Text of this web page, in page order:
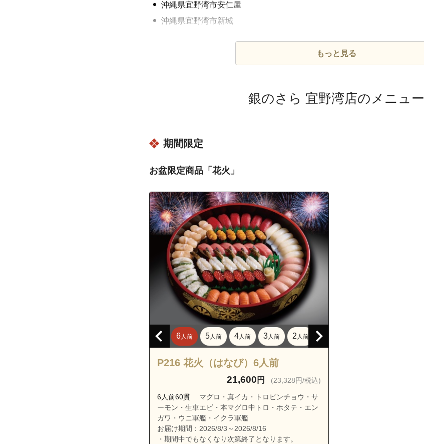
沖縄県宜野湾市安仁屋
沖縄県宜野湾市新城
沖縄県宜野湾市伊佐２丁目
沖縄県宜野湾市上原
沖縄県宜野湾市上原１丁目
沖縄県宜野湾市宇地泊
沖縄県宜野湾市大謝名
沖縄県宜野湾市大謝名１丁目
沖縄県宜野湾市大謝名２丁目
沖縄県宜野湾市大謝名３丁目
沖縄県宜野湾市大謝名４丁目
沖縄県宜野湾市大謝名５丁目
沖縄県宜野湾市大山
沖縄県宜野湾市大山１丁目
沖縄県宜野湾市大山２丁目
沖縄県宜野湾市大山３丁目
沖縄県宜野湾市大山６丁目
沖縄県宜野湾市大山７丁目
沖縄県宜野湾市嘉数１丁目
もっと見る
銀のさら 宜野湾店のメニュー
期間限定
お盆限定商品「花火」
6人前 5人前 4人前 3人前 2 人前 1
P216 花火（はなび）6人前
21,600 円 (23,328円/税込)
6人前60貫
マグロ・真イカ・トロビンチョウ・サ
ーモン・生車エビ・本マグロ中トロ・ホタテ・エン
ガワ・ウニ軍艦・イクラ軍艦
お届け期間：2026/8/3～2026/8/16
・期間中でもなくなり次第終了となります。